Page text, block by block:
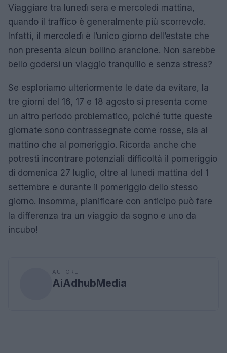
Viaggiare tra lunedì sera e mercoledì mattina,
quando il traffico è generalmente più scorrevole.
Infatti, il mercoledì è l’unico giorno dell’estate che
non presenta alcun bollino arancione. Non sarebbe
bello godersi un viaggio tranquillo e senza stress?
Se esploriamo ulteriormente le date da evitare, la
tre giorni del 16, 17 e 18 agosto si presenta come
un altro periodo problematico, poiché tutte queste
giornate sono contrassegnate come rosse, sia al
mattino che al pomeriggio. Ricorda anche che
potresti incontrare potenziali difficoltà il pomeriggio
di domenica 27 luglio, oltre al lunedì mattina del 1
settembre e durante il pomeriggio dello stesso
giorno. Insomma, pianificare con anticipo può fare
la differenza tra un viaggio da sogno e uno da
incubo!
AUTORE
AiAdhubMedia